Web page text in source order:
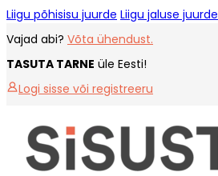
Liigu põhisisu juurde Liigu jaluse juurde
Vajad abi? Võta ühendust.
TASUTA TARNE üle Eesti!
Logi sisse või registreeru